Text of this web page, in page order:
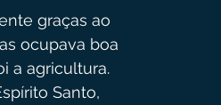
graças ao
ocupava boa
a agricultura.
Santo,